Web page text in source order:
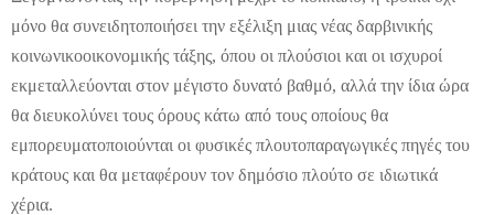
μόνο θα συνειδητοποιήσει την εξέλιξη μιας νέας δαρβινικής
κοινωνικοοικονομικής τάξης, όπου οι πλούσιοι και οι ισχυροί
εκμεταλλεύονται στον μέγιστο δυνατό βαθμό, αλλά την ίδια ώρα
θα διευκολύνει τους όρους κάτω από τους οποίους θα
εμπορευματοποιούνται οι φυσικές πλουτοπαραγωγικές πηγές του
κράτους και θα μεταφέρουν τον δημόσιο πλούτο σε ιδιωτικά
χέρια.